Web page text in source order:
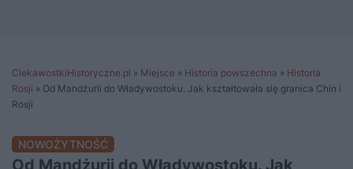
CiekawostkiHistoryczne.pl » Miejsce » Historia powszechna » Historia
Rosji » Od Mandżurii do Władywostoku. Jak kształtowała się granica Chin i
Rosji
NOWOŻYTNOŚĆ
Od Mandżurii do Władywostoku. Jak